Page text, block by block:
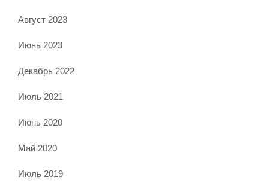
Август 2023
Июнь 2023
Декабрь 2022
Июль 2021
Июнь 2020
Май 2020
Июль 2019